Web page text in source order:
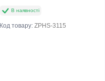
В наявності
Код товару: ZPHS-3115